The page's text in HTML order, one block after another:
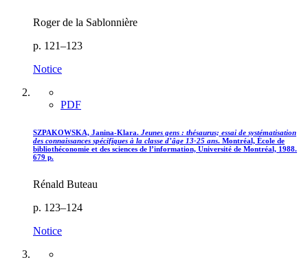
Roger de la Sablonnière
p. 121–123
Notice
PDF
SZPAKOWSKA, Janina-Klara. Jeunes gens : thésaurus; essai de systématisation
des connaissances spécifiques à la classe d’âge 13-25 ans. Montréal, École de
bibliothéconomie et des sciences de l’information, Université de Montréal, 1988.
679 p.
Rénald Buteau
p. 123–124
Notice